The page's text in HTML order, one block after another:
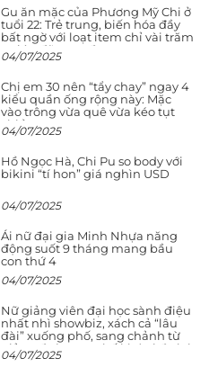
Gu ăn mặc của Phương Mỹ Chi ở
tuổi 22: Trẻ trung, biến hóa đầy
bất ngờ với loạt item chỉ vài trăm
nghìn đã mua được
04/07/2025
Chị em 30 nên “tẩy chay” ngay 4
kiểu quần ống rộng này: Mặc
vào trông vừa quê vừa kéo tụt
chiều cao
04/07/2025
Hồ Ngọc Hà, Chi Pu so body với
bikini “tí hon” giá nghìn USD
04/07/2025
Ái nữ đại gia Minh Nhựa năng
động suốt 9 tháng mang bầu
con thứ 4
04/07/2025
Nữ giảng viên đại học sành điệu
nhất nhì showbiz, xách cả “lâu
đài” xuống phố, sang chảnh từ
giảng đường ra phố khó ai đọ lại
04/07/2025